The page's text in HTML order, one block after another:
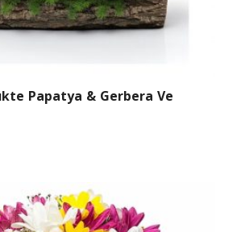
Papatya & Gerbera Ve